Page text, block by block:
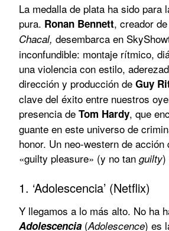
La medalla de plata ha sido para
pura. Ronan Bennett, creador de
Chacal, desembarca en
inconfundible: montaje rítmico,
una violencia con estilo,
dirección y producción de Guy
clave del éxito entre nuestros
presencia de Tom Hardy, que
guante en este universo de
honor. Un neo-western de acción
«guilty pleasure» (y no tan guilty)
1. ‘Adolescencia’ (Netflix)
Y llegamos a lo más alto. No ha
Adolescencia (Adolescence) es